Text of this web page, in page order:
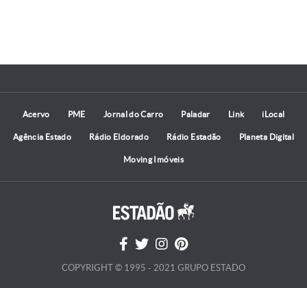
Acervo PME Jornal do Carro Paladar Link iLocal
Agência Estado Rádio Eldorado Rádio Estadão Planeta Digital
Moving Imóveis
COPYRIGHT © 1995 - 2021 GRUPO ESTADO